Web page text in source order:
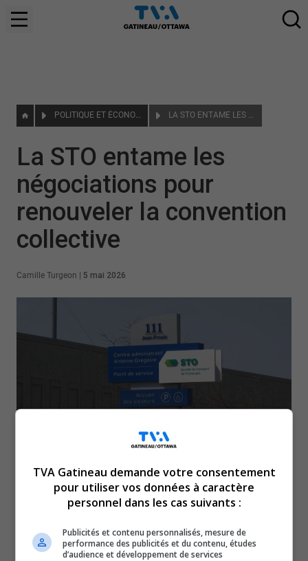
POLITIQUE ET ÉCONOMIE LA STO ENTAME LES NÉGOCIATIONS POUR RENOUVELER LA CONVENTION COLLECTIVE
La STO entame les
négociations pour
renouveler la convention
collective
Camille Turgeon 5 mai 2026
Le contrat de travail de la Société de transport
de l’Outoauais et le syndicat des employés de
parties commencent les négociations huit mois
TVA Gatineau demande votre consentement
pour utiliser vos données à caractère
personnel dans les cas suivants :
Publicités et contenu personnalisés, mesure de
performance des publicités et du contenu, études
d’audience et développement de services